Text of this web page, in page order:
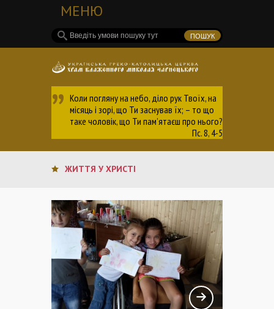
МЕНЮ
Коли погляну на небо, діло рук Твоїх, на
місяць і зорі, що Ти заснував їх; – то що
таке чоловік, що Ти пам’ятаєш про нього?
Пс. 8, 4-5
ЖИТТЯ У ХРИСТІ
ЖИТТЯ У ХРИСТІ
ЖИТТЯ У ХРИСТІ
ЖИТТЯ У ХРИСТІ
ЖИТТЯ У ХРИСТІ